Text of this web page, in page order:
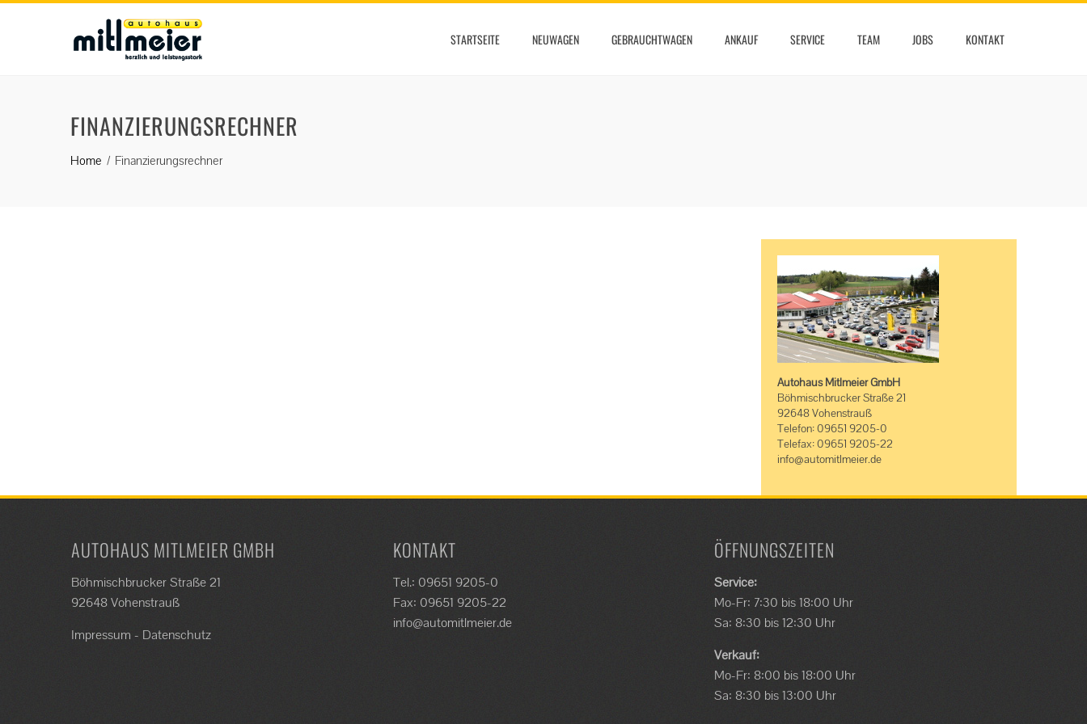
STARTSEITE NEUWAGEN GEBRAUCHTWAGEN ANKAUF SERVICE TEAM JOBS KONTAKT
FINANZIERUNGSRECHNER
Home Finanzierungsrechner
Autohaus Mitlmeier GmbH
Böhmischbrucker Straße 21
92648 Vohenstrauß
Telefon: 09651 9205-0
Telefax: 09651 9205-22
info@automitlmeier.de
AUTOHAUS MITLMEIER GMBH
Böhmischbrucker Straße 21
92648 Vohenstrauß
Impressum - Datenschutz
KONTAKT
Tel.: 09651 9205-0
Fax: 09651 9205-22
info@automitlmeier.de
ÖFFNUNGSZEITEN
Service:
Mo-Fr: 7:30 bis 18:00 Uhr
Sa: 8:30 bis 12:30 Uhr
Verkauf:
Mo-Fr: 8:00 bis 18:00 Uhr
Sa: 8:30 bis 13:00 Uhr